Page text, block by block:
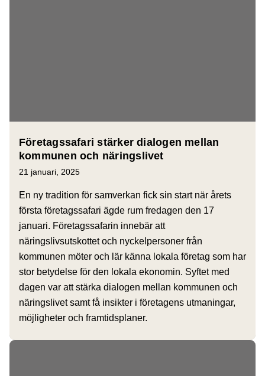
Företagssafari stärker dialogen mellan
kommunen och näringslivet
21 januari, 2025
En ny tradition för samverkan fick sin start när årets
första företagssafari ägde rum fredagen den 17
januari. Företagssafarin innebär att
näringslivsutskottet och nyckelpersoner från
kommunen möter och lär känna lokala företag som har
stor betydelse för den lokala ekonomin. Syftet med
dagen var att stärka dialogen mellan kommunen och
näringslivet samt få insikter i företagens utmaningar,
möjligheter och framtidsplaner.